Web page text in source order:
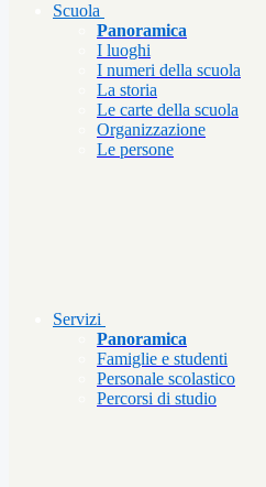
Scuola
Panoramica
I luoghi
I numeri della scuola
La storia
Le carte della scuola
Organizzazione
Le persone
Servizi
Panoramica
Famiglie e studenti
Personale scolastico
Percorsi di studio